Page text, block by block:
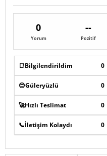
0
Yorum
--
Pozitif
📑Bilgilendirildim 0
😊Güleryüzlü 0
🚀Hızlı Teslimat 0
📞İletişim Kolaydı 0